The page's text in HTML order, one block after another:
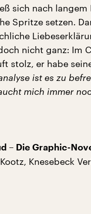
sich nach langem
Spritze setzen.
nicht ganz: Im
stolz, er habe
ist es zu
mich immer
– Die Graphic-
Knesebeck